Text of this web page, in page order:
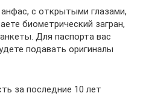
с открытыми глазами,
биометрический загран,
Для паспорта вас
подавать оригиналы
за последние 10 лет